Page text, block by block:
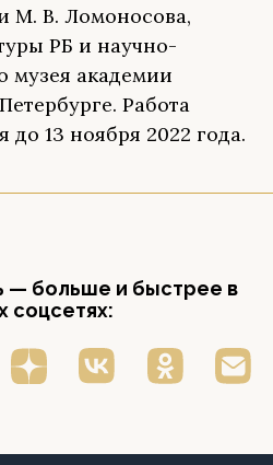
М. В. Ломоносова,
РБ и научно-
музея академии
Работа
до 13 ноября 2022 года.
— больше и быстрее в
соцсетях: